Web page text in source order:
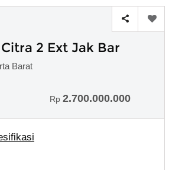
2 Ext Jak Bar
Barat
Rp 2.700.000.000